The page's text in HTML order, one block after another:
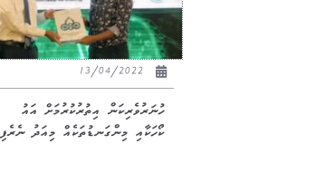
13/04/2022
ހުނަރުވެރިކަން އިތުރުކުރުމަށް އައު
ކޯހަކާއި މިންގަނޑުތަކެއް މިއަދު ނެރެފި